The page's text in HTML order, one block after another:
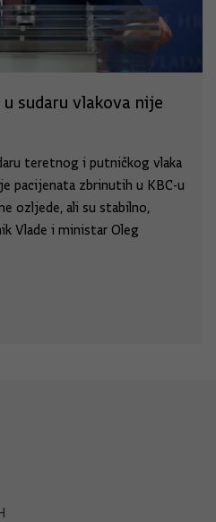
sudaru vlakova nije
teretnog i putničkog vlaka
pacijenata zbrinutih u KBC-u
ozljede, ali su stabilno,
Vlade i ministar Oleg